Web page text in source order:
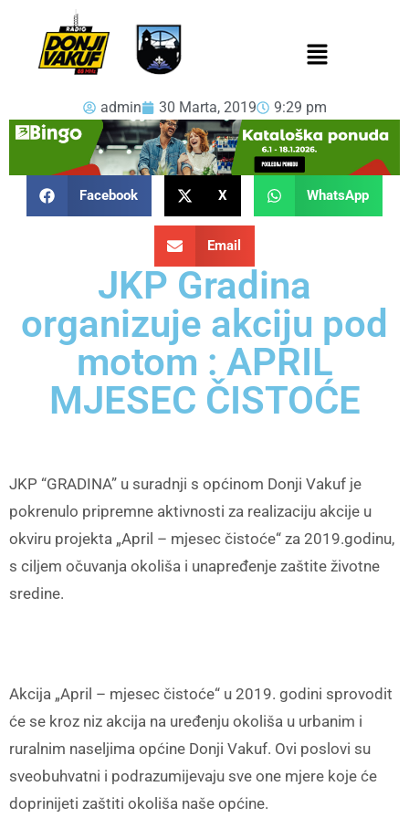
admin 30 Marta, 2019 9:29 pm
Facebook X WhatsApp
Email
JKP Gradina
organizuje akciju pod
motom : APRIL
MJESEC ČISTOĆE
JKP “GRADINA” u suradnji s općinom Donji Vakuf je
pokrenulo pripremne aktivnosti za realizaciju akcije u
okviru projekta „April – mjesec čistoće“ za 2019.godinu,
s ciljem očuvanja okoliša i unapređenje zaštite životne
sredine.
Akcija „April – mjesec čistoće“ u 2019. godini sprovodit
će se kroz niz akcija na uređenju okoliša u urbanim i
ruralnim naseljima općine Donji Vakuf. Ovi poslovi su
sveobuhvatni i podrazumijevaju sve one mjere koje će
doprinijeti zaštiti okoliša naše općine.